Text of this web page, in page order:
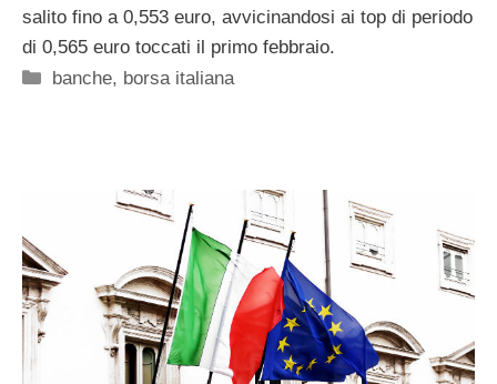
salito fino a 0,553 euro, avvicinandosi ai top di periodo
di 0,565 euro toccati il primo febbraio.
Categorie
banche, borsa italiana